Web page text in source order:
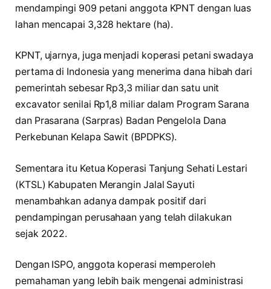
mendampingi 909 petani anggota KPNT dengan luas
lahan mencapai 3,328 hektare (ha).
KPNT, ujarnya, juga menjadi koperasi petani swadaya
pertama di Indonesia yang menerima dana hibah dari
pemerintah sebesar Rp3,3 miliar dan satu unit
excavator senilai Rp1,8 miliar dalam Program Sarana
dan Prasarana (Sarpras) Badan Pengelola Dana
Perkebunan Kelapa Sawit (BPDPKS).
Sementara itu Ketua Koperasi Tanjung Sehati Lestari
(KTSL) Kabupaten Merangin Jalal Sayuti
menambahkan adanya dampak positif dari
pendampingan perusahaan yang telah dilakukan
sejak 2022.
Dengan ISPO, anggota koperasi memperoleh
pemahaman yang lebih baik mengenai administrasi